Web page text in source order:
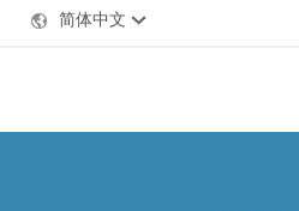
简体中文